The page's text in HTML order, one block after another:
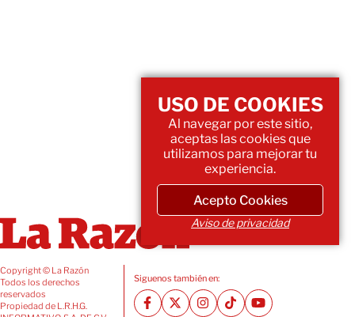
Copyright © La Razón
Todos los derechos
reservados
Propiedad de L.R.H.G.
Siguenos también en:
USO DE COOKIES
Al navegar por este sitio,
aceptas las cookies que
utilizamos para mejorar tu
experiencia.
Acepto Cookies
Aviso de privacidad